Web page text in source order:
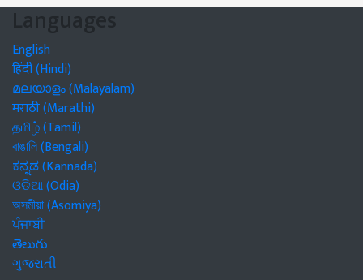
Languages
English
हिंदी (Hindi)
മലയാളം (Malayalam)
मराठी (Marathi)
தமிழ் (Tamil)
বাঙালি (Bengali)
ಕನ್ನಡ (Kannada)
ଓଡିଆ (Odia)
অসমীয়া (Asomiya)
ਪੰਜਾਬੀ
తెలుగు
ગુજરાતી